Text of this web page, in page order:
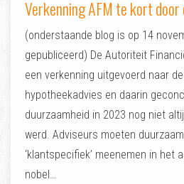
Verkenning AFM te kort door
(onderstaande blog is op 14
gepubliceerd) De Autoriteit
een verkenning uitgevoerd naar
hypotheekadvies en daarin
duurzaamheid in 2023 nog niet
werd. Adviseurs moeten
‘klantspecifiek’ meenemen in het
nobel…